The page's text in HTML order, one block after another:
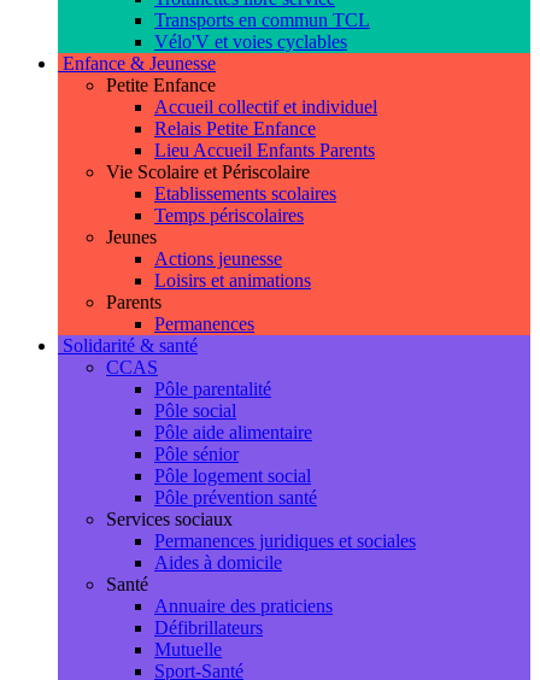
Transports en commun TCL
Vélo'V et voies cyclables
Enfance & Jeunesse
Petite Enfance
Accueil collectif et individuel
Relais Petite Enfance
Lieu Accueil Enfants Parents
Vie Scolaire et Périscolaire
Etablissements scolaires
Temps périscolaires
Jeunes
Actions jeunesse
Loisirs et animations
Parents
Permanences
Solidarité & santé
CCAS
Pôle parentalité
Pôle social
Pôle aide alimentaire
Pôle sénior
Pôle logement social
Pôle prévention santé
Services sociaux
Permanences juridiques et sociales
Aides à domicile
Santé
Annuaire des praticiens
Défibrillateurs
Mutuelle
Sport-Santé